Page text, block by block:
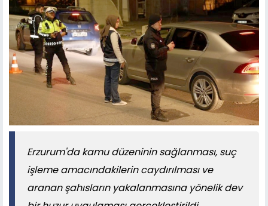
Erzurum'da kamu düzeninin sağlanması, suç
işleme amacındakilerin caydırılması ve
aranan şahısların yakalanmasına yönelik dev